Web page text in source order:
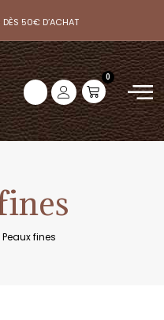
DÈS 50€ D’ACHAT
0
fines